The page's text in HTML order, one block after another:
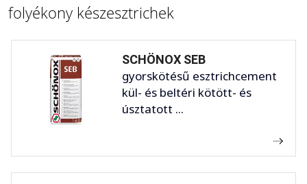
folyékony készesztrichek
SCHÖNOX SEB
gyorskötésű esztrichcement
kül- és beltéri kötött- és
úsztatott ...